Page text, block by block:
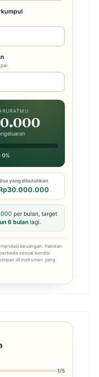
0%
yang dibutuhkan
per bulan, target
6 bulan lagi.
keuangan. Patokan
sesuai kondisi
di instrumen yang
1/5